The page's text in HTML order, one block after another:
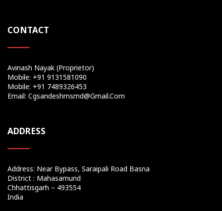
CONTACT
Avinash Nayak (Proprietor)
Mobile: +91 9131581090
Mobile: +91 7489326453
Email: Cgsandeshmsmd@gmail.com
ADDRESS
Address: Near Bypass, Saraipali Road Basna
District : Mahasamund
Chhattisgarh – 493554
India